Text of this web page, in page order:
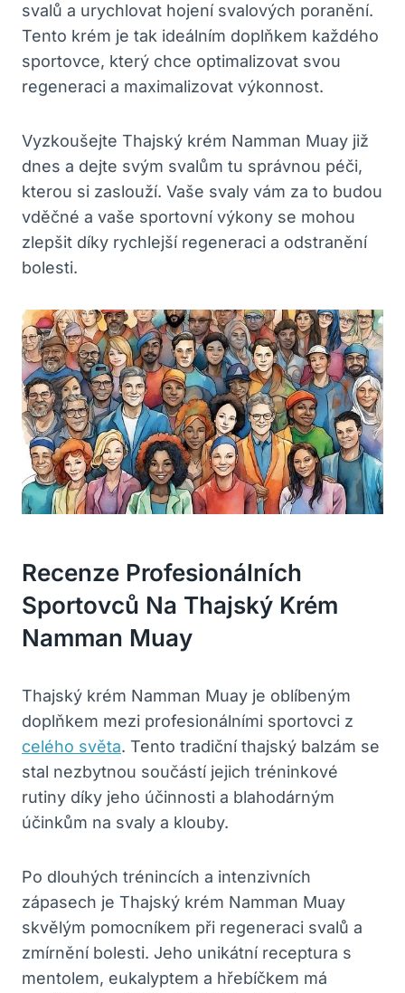
svalů a urychlovat hojení svalových poranění.
Tento krém je tak ideálním doplňkem každého
sportovce, který chce optimalizovat svou
regeneraci a maximalizovat výkonnost.
Vyzkoušejte Thajský krém Namman Muay již
dnes a dejte svým svalům tu správnou péči,
kterou si zaslouží. Vaše svaly vám za to budou
vděčné a vaše sportovní výkony se mohou
zlepšit díky rychlejší regeneraci a odstranění
bolesti.
Recenze Profesionálních
Sportovců Na Thajský Krém
Namman Muay
Thajský krém Namman Muay je oblíbeným
doplňkem mezi profesionálními sportovci z
celého světa. Tento tradiční thajský balzám se
stal nezbytnou součástí jejich tréninkové
rutiny díky jeho účinnosti a blahodárným
účinkům na svaly a klouby.
Po dlouhých trénincích a intenzivních
zápasech je Thajský krém Namman Muay
skvělým pomocníkem při regeneraci svalů a
zmírnění bolesti. Jeho unikátní receptura s
mentolem, eukalyptem a hřebíčkem má